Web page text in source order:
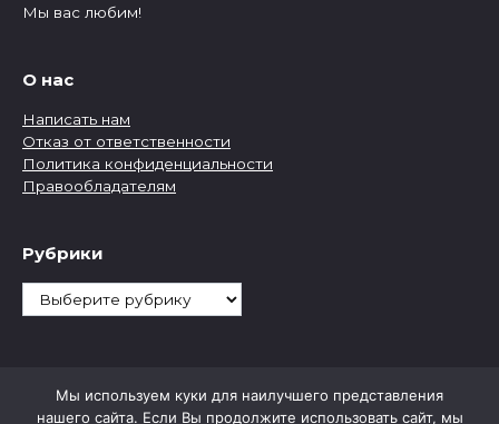
Мы вас любим!
О нас
Написать нам
Отказ от ответственности
Политика конфиденциальности
Правообладателям
Рубрики
Рубрики
Мы используем куки для наилучшего представления
нашего сайта. Если Вы продолжите использовать сайт, мы